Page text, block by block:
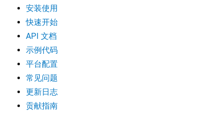
安装使用
快速开始
API 文档
示例代码
平台配置
常见问题
更新日志
贡献指南